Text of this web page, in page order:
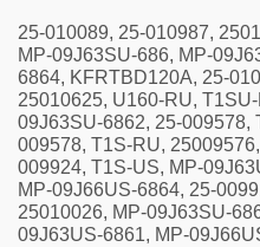
25-010089, 25-010987,
MP-09J63SU-686, MP-
6864, KFRTBD120A, 25-
25010625, U160-RU,
09J63SU-6862, 25-009578,
009578, T1S-RU,
009924, T1S-US, MP-
MP-09J66US-6864, 25-
25010026, MP-09J63SU-
09J63US-6861, MP-